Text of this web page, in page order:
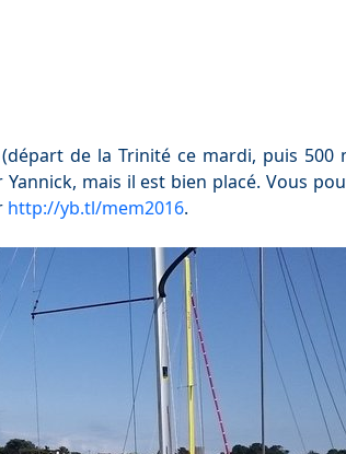
de la Trinité ce mardi, puis 500
mais il est bien placé. Vous
http://yb.tl/mem2016.